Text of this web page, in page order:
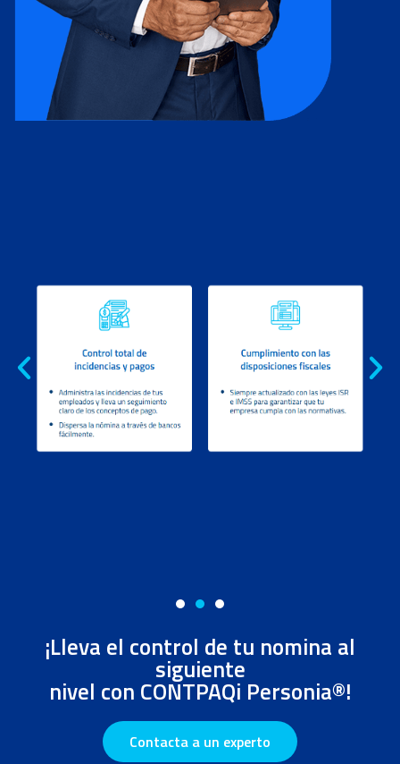
¡Lleva el control de tu nomina al
siguiente
nivel con CONTPAQi Personia®!
Contacta a un experto